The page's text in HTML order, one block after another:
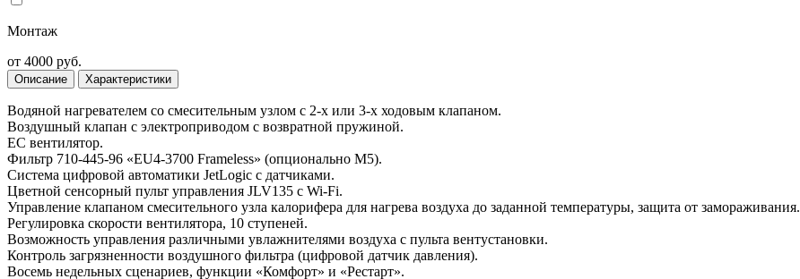
Монтаж
от 4000 руб.
Описание Характеристики
Водяной нагревателем со смесительным узлом с 2-х или 3-х ходовым клапаном.
Воздушный клапан с электроприводом с возвратной пружиной.
ЕС вентилятор.
Фильтр 710-445-96 «EU4-3700 Frameless» (опционально M5).
Система цифровой автоматики JetLogic с датчиками.
Цветной сенсорный пульт управления JLV135 c Wi-Fi.
Управление клапаном смесительного узла калорифера для нагрева воздуха до заданной температуры, защита от замораживания.
Регулировка скорости вентилятора, 10 ступеней.
Возможность управления различными увлажнителями воздуха с пульта вентустановки.
Контроль загрязненности воздушного фильтра (цифровой датчик давления).
Восемь недельных сценариев, функции «Комфорт» и «Рестарт».